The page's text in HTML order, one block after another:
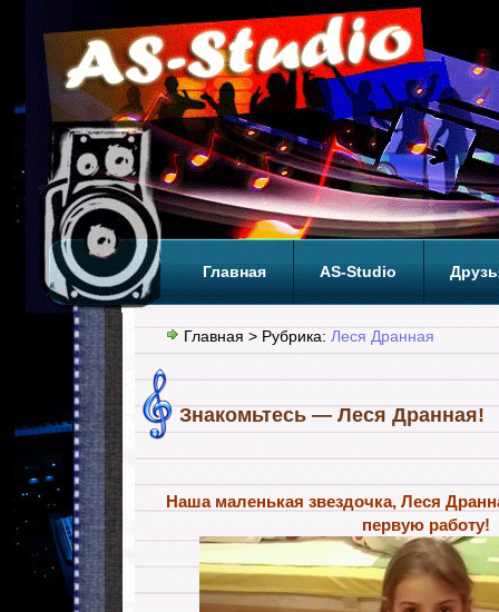
Главная AS-Studio
Теги ТОП
Главная > Рубрика: Леся Дранная
Знакомьтесь — Леся Дранная!
Наша маленькая звездочка, Леся
первую работу!